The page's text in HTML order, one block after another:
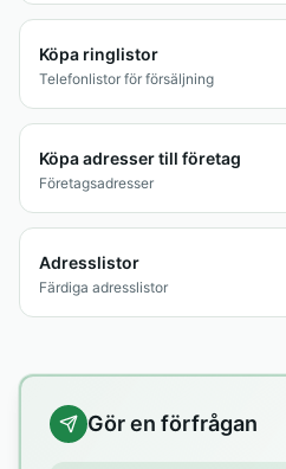
Köpa ringlistor
Telefonlistor för försäljning
Köpa adresser till företag
Företagsadresser
Adresslistor
Färdiga adresslistor
Gör en förfrågan